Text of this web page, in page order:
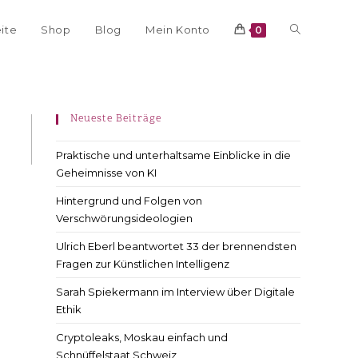
Shop Blog Mein Konto 0
Neueste Beiträge
Praktische und unterhaltsame Einblicke in die
Geheimnisse von KI
Hintergrund und Folgen von
Verschwörungsideologien
Ulrich Eberl beantwortet 33 der brennendsten
Fragen zur Künstlichen Intelligenz
Sarah Spiekermann im Interview über Digitale
Ethik
Cryptoleaks, Moskau einfach und
Schnüffelstaat Schweiz